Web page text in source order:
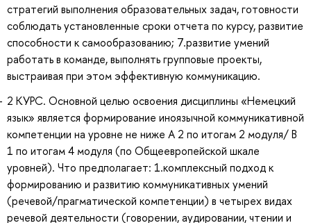
стратегий выполнения образовательных задач, готовности
соблюдать установленные сроки отчета по курсу, развитие
способности к самообразованию; 7.развитие умений
работать в команде, выполнять групповые проекты,
выстраивая при этом эффективную коммуникацию.
2 КУРС. Основной целью освоения дисциплины «Немецкий
язык» является формирование иноязычной коммуникативной
компетенции на уровне не ниже A 2 по итогам 2 модуля/ В
1 по итогам 4 модуля (по Общеевропейской шкале
уровней). Что предполагает: 1.комплексный подход к
формированию и развитию коммуникативных умений
(речевой/прагматической компетенции) в четырех видах
речевой деятельности (говорении, аудировании, чтении и